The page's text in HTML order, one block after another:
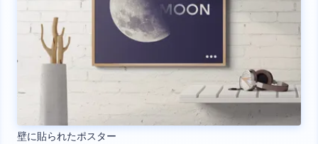
壁に貼られたポスター